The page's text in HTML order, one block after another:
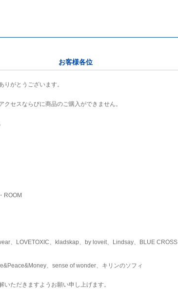
お客様各位
がとうございます。
セスならびに商品のご購入ができません。
ROOM
、LOVETOXIC、kladskap、by loveit、Lindsay、BLUE CROSS
、sense of wonder、キリンのソフィ
ただきますようお願い申し上げます。